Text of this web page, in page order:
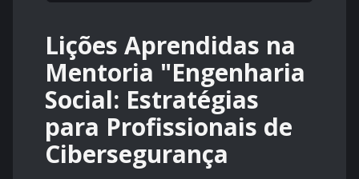
Lições Aprendidas na
Mentoria "Engenharia
Social: Estratégias
para Profissionais de
Cibersegurança